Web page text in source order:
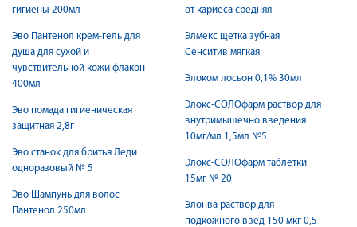
гигиены 200мл
Эво Пантенол крем-гель для
душа для сухой и
чувствительной кожи флакон
400мл
Эво помада гигиеническая
защитная 2,8г
Эво станок для бритья Леди
одноразовый № 5
Эво Шампунь для волос
Пантенол 250мл
от кариеса средняя
Элмекс щетка зубная
Сенситив мягкая
Элоком лосьон 0,1% 30мл
Элокс-СОЛОфарм раствор для
внутримышечно введения
10мг/мл 1,5мл №5
Элокс-СОЛОфарм таблетки
15мг № 20
Элонва раствор для
подкожного введ 150 мкг 0,5